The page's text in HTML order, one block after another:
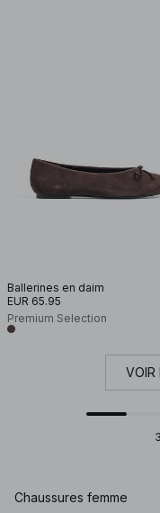
Ballerines en daim
EUR 65.95
Premium Selection
VOIR
Chaussures femme